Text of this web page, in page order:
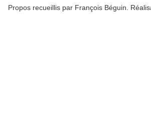
Propos recueillis par François Béguin.